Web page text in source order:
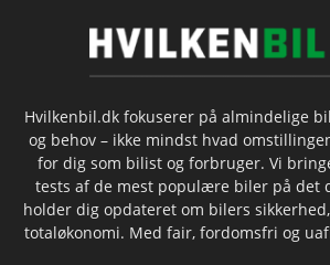
Hvilkenbil.dk fokuserer på almindelige
og behov – ikke mindst hvad
for dig som bilist og forbruger. Vi
tests af de mest populære biler på det
holder dig opdateret om bilers
totaløkonomi. Med fair, fordomsfri og